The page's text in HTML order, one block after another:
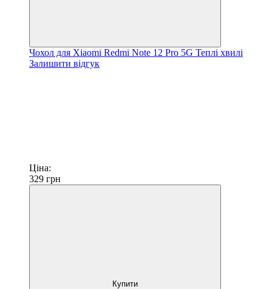
Чохол для Xiaomi Redmi Note 12 Pro 5G Теплі хвилі
Залишити відгук
Ціна:
329 грн
Купити